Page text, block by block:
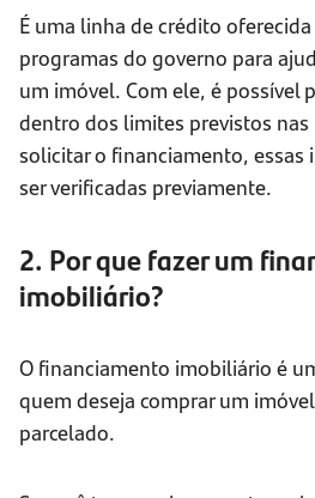
É uma linha de crédito
programas do governo para
um imóvel. Com ele, é possível
dentro dos limites previstos nas
solicitar o financiamento, essas
ser verificadas previamente.
2. Por que fazer um
imobiliário?
O financiamento imobiliário é
quem deseja comprar um
parcelado.